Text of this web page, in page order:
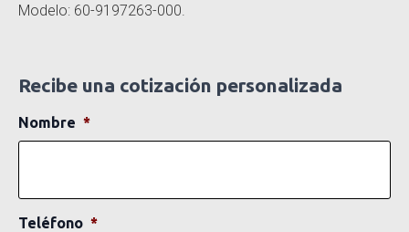
Modelo: 60-9197263-000.
Recibe una cotización personalizada
Nombre *
Teléfono *